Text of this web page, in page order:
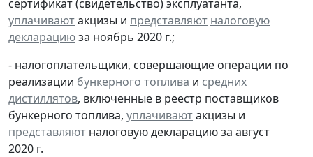
сертификат (свидетельство) эксплуатанта,
уплачиваютакцизы и представляют налоговую
декларациюза ноябрь 2020 г.;
- налогоплательщики, совершающие операции по
реализации бункерного топлива и средних
дистиллятов, включенные в реестр поставщиков
бункерного топлива, уплачиваютакцизы и
представляют налоговую декларацию за август
2020 г.